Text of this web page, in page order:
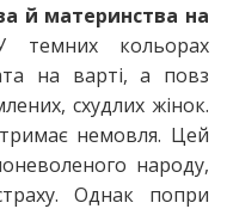
й материнства на
кольорах
на варті, а повз
схудлих жінок.
немовля. Цей
народу,
Однак попри